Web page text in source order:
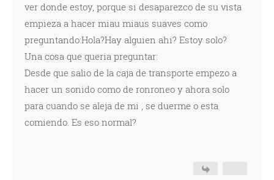
ver donde estoy, porque si desaparezco de su vista
empieza a hacer miau miaus suaves como
preguntando:Hola?Hay alguien ahi? Estoy solo?
Una cosa que queria preguntar:
Desde que salio de la caja de transporte empezo a
hacer un sonido como de ronroneo y ahora solo
para cuando se aleja de mi , se duerme o esta
comiendo. Es eso normal?